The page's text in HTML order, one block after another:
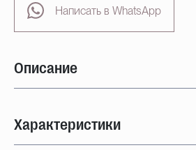
Написать в WhatsApp
Описание
Характеристики